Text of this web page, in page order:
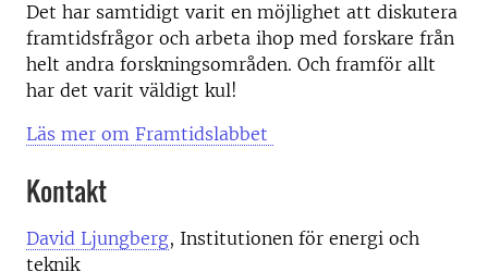
Det har samtidigt varit en möjlighet att diskutera
framtidsfrågor och arbeta ihop med forskare från
helt andra forskningsområden. Och framför allt
har det varit väldigt kul!
Läs mer om Framtidslabbet
Kontakt
David Ljungberg, Institutionen för energi och
teknik